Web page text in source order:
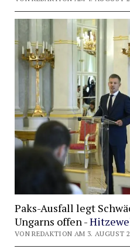
Paks-Ausfall legt
Ungarns offen -
VON REDAKTION AM 3. AUGUST